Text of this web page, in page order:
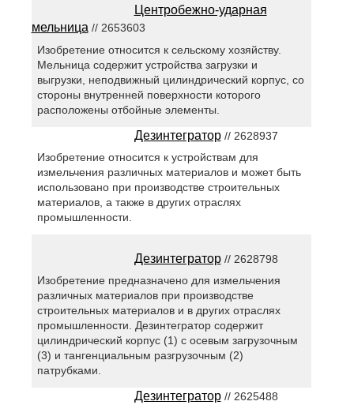
Центробежно-ударная
мельница// 2653603
Изобретение относится к сельскому хозяйству.
Мельница содержит устройства загрузки и
выгрузки, неподвижный цилиндрический корпус, со
стороны внутренней поверхности которого
расположены отбойные элементы.
Дезинтегратор// 2628937
Изобретение относится к устройствам для
измельчения различных материалов и может быть
использовано при производстве строительных
материалов, а также в других отраслях
промышленности.
Дезинтегратор// 2628798
Изобретение предназначено для измельчения
различных материалов при производстве
строительных материалов и в других отраслях
промышленности. Дезинтегратор содержит
цилиндрический корпус (1) с осевым загрузочным
(3) и тангенциальным разгрузочным (2)
патрубками.
Дезинтегратор// 2625488